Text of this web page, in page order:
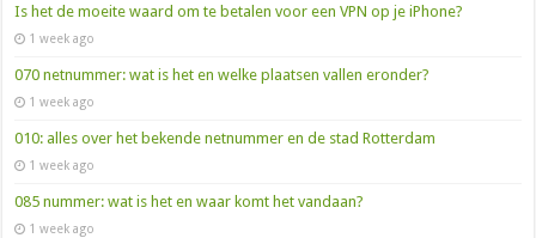
Is het de moeite waard om te betalen voor een VPN op je iPhone?
1 week ago
070 netnummer: wat is het en welke plaatsen vallen eronder?
1 week ago
010: alles over het bekende netnummer en de stad Rotterdam
1 week ago
085 nummer: wat is het en waar komt het vandaan?
1 week ago